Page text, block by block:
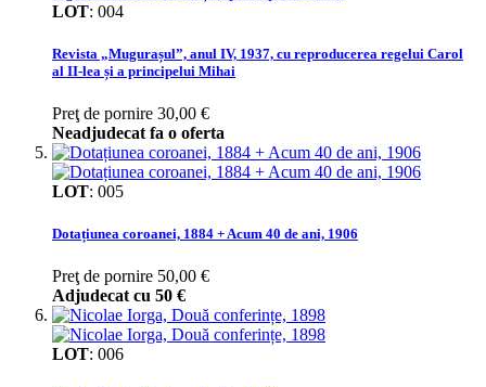
LOT: 004
Revista „Mugurașul”, anul IV, 1937, cu reproducerea regelui Carol
al II-lea și a principelui Mihai
Preţ de pornire 30,00 €
Neadjudecat fa o oferta
LOT: 005
Dotațiunea coroanei, 1884 + Acum 40 de ani, 1906
Preţ de pornire 50,00 €
Adjudecat cu 50 €
LOT: 006